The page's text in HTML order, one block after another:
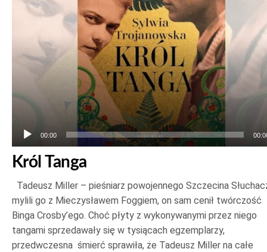
00:00
Król Tanga
Tadeusz Miller – pieśniarz powojennego Szczecina
mylili go z Mieczysławem Foggiem, on sam cenił twórczość
Binga Crosby’ego. Choć płyty z wykonywanymi przez niego
tangami sprzedawały się w tysiącach egzemplarzy,
przedwczesna śmierć sprawiła, że Tadeusz Miller na całe